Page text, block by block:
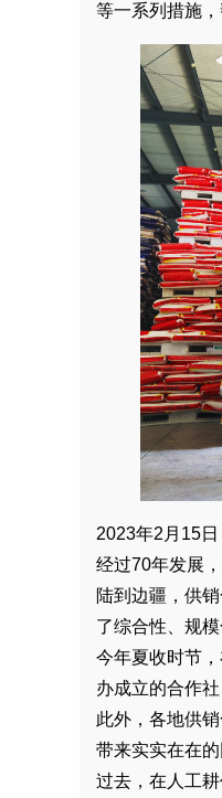
等一系列措施
2023年2月15
经过70年发展
陆到边疆，供
了综合性、规
今年夏收时节
办成立的合作
此外，各地供
带来实实在在
过去，在人工